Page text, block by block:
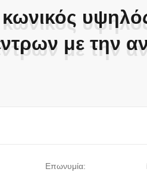
με την
με την
Επωνυμία: